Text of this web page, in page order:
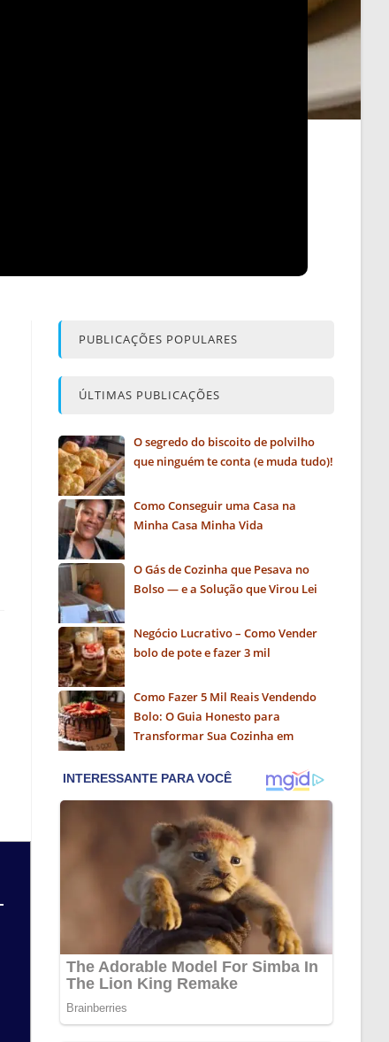
PUBLICAÇÕES POPULARES
ÚLTIMAS PUBLICAÇÕES
O segredo do biscoito de polvilho
que ninguém te conta (e muda tudo)!
Como Conseguir uma Casa na
Minha Casa Minha Vida
O Gás de Cozinha que Pesava no
Bolso — e a Solução que Virou Lei
Negócio Lucrativo – Como Vender
bolo de pote e fazer 3 mil
Como Fazer 5 Mil Reais Vendendo
Bolo: O Guia Honesto para
Transformar Sua Cozinha em